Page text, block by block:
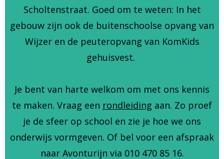
Scholtenstraat. Goed om te weten: In het
gebouw zijn ook de buitenschoolse opvang van
Wijzer en de peuteropvang van KomKids
gehuisvest.
Je bent van harte welkom om met ons kennis
te maken. Vraag een rondleiding aan. Zo proef
je de sfeer op school en zie je hoe we ons
onderwijs vormgeven. Of bel voor een afspraak
naar Avonturijn via 010 470 85 16.